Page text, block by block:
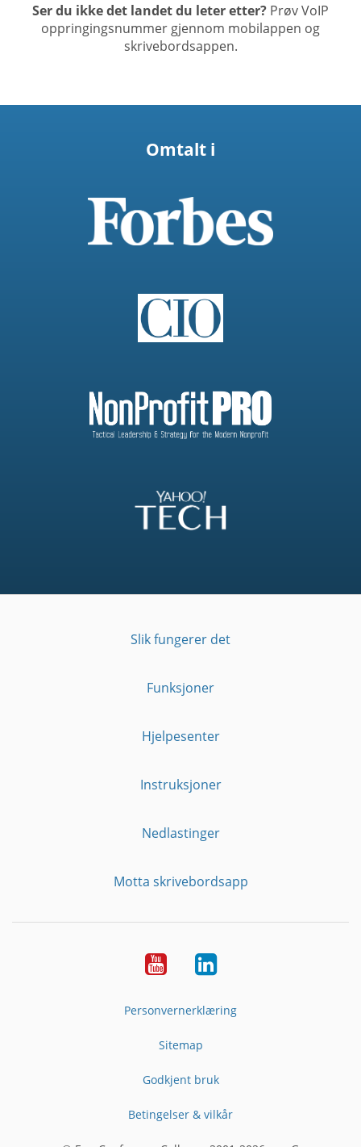
Ser du ikke det landet du leter etter? Prøv VoIP
oppringingsnummer gjennom mobilappen og
skrivebordsappen.
Omtalt i
Slik fungerer det
Funksjoner
Hjelpesenter
Instruksjoner
Nedlastinger
Motta skrivebordsapp
YouTubeLinkedin
Personvernerklæring
Sitemap
Godkjent bruk
Betingelser & vilkår